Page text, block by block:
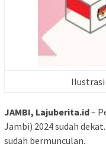
Ilustrasi
JAMBI, Lajuberita.id–
Jambi) 2024 sudah
sudah bermunculan.